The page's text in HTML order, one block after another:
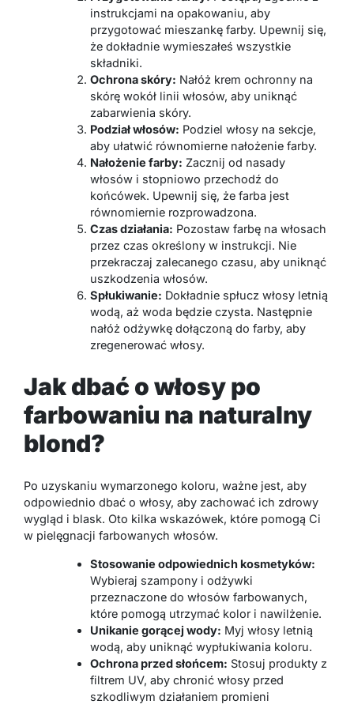
instrukcjami na opakowaniu, aby
przygotować mieszankę farby. Upewnij się,
że dokładnie wymieszałeś wszystkie
składniki.
Ochrona skóry: Nałóż krem ochronny na
skórę wokół linii włosów, aby uniknąć
zabarwienia skóry.
Podział włosów: Podziel włosy na sekcje,
aby ułatwić równomierne nałożenie farby.
Nałożenie farby: Zacznij od nasady
włosów i stopniowo przechodź do
końcówek. Upewnij się, że farba jest
równomiernie rozprowadzona.
Czas działania: Pozostaw farbę na włosach
przez czas określony w instrukcji. Nie
przekraczaj zalecanego czasu, aby uniknąć
uszkodzenia włosów.
Spłukiwanie: Dokładnie spłucz włosy letnią
wodą, aż woda będzie czysta. Następnie
nałóż odżywkę dołączoną do farby, aby
zregenerować włosy.
Jak dbać o włosy po
farbowaniu na naturalny
blond?
Po uzyskaniu wymarzonego koloru, ważne jest, aby
odpowiednio dbać o włosy, aby zachować ich zdrowy
wygląd i blask. Oto kilka wskazówek, które pomogą Ci
w pielęgnacji farbowanych włosów.
Stosowanie odpowiednich kosmetyków:
Wybieraj szampony i odżywki
przeznaczone do włosów farbowanych,
które pomogą utrzymać kolor i nawilżenie.
Unikanie gorącej wody: Myj włosy letnią
wodą, aby uniknąć wypłukiwania koloru.
Ochrona przed słońcem: Stosuj produkty z
filtrem UV, aby chronić włosy przed
szkodliwym działaniem promieni